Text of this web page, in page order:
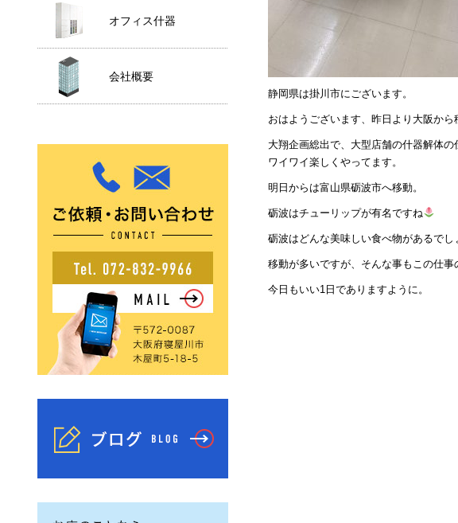
オフィス什器
会社概要
静岡県は掛川市にございます。
おはようございます、昨日より大阪から
大翔企画総出で、大型店舗の什器解体
ワイワイ楽しくやってます。
明日からは富山県砺波市へ移動。
砺波はチューリップが有名ですね
砺波はどんな美味しい食べ物があるでし
移動が多いですが、そんな事もこの仕事
今日もいい1日でありますように。